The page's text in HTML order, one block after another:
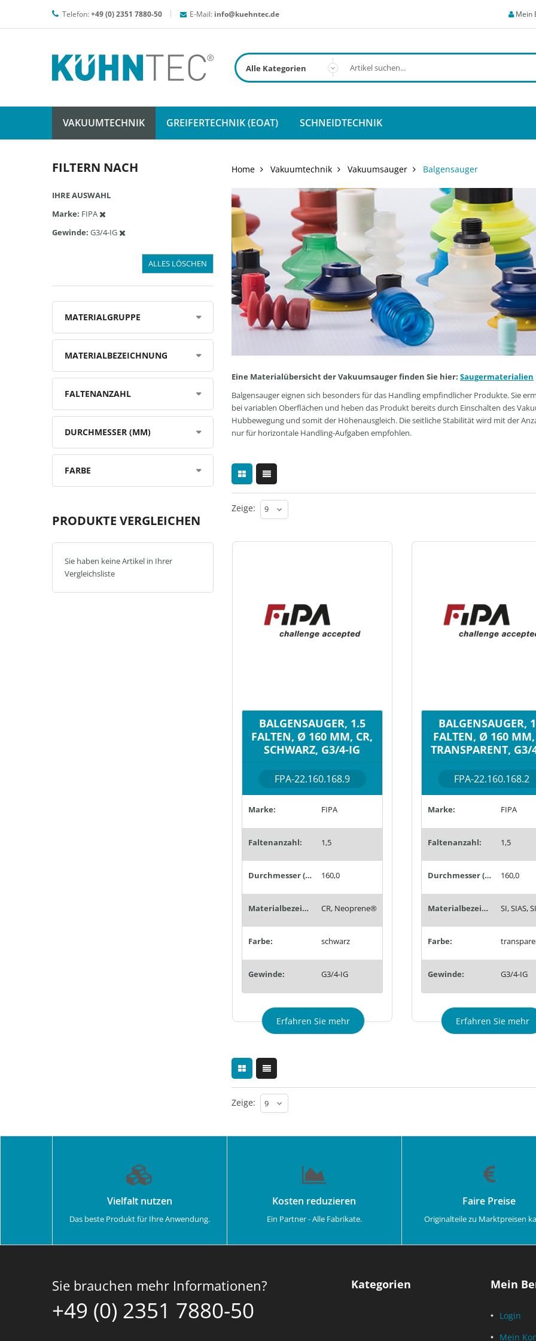
Telefon:+49 (0) 2351 7880-50 E-Mail: info@kuehntec.de Mein
VAKUUMTECHNIK GREIFERTECHNIK (EOAT) SCHNEIDTECHNIK
FILTERN NACH
IHRE AUSWAHL
Marke FIPA
Gewinde G3/4-IG
ALLES LÖSCHEN
MATERIALGRUPPE
MATERIALBEZEICHNUNG
FALTENANZAHL
DURCHMESSER (MM)
FARBE
PRODUKTE VERGLEICHEN
Sie haben keine Artikel in Ihrer
Vergleichsliste
Home Vakuumtechnik Vakuumsauger Balgensauger
Eine Materialübersicht der Vakuumsauger finden Sie hier: Saugermaterialien
Balgensauger eignen sich besonders für das Handling empfindlicher Produkte. Sie
bei variablen Oberflächen und heben das Produkt bereits durch Einschalten des
Hubbewegung und somit der Höhenausgleich. Die seitliche Stabilität wird mit der
nur für horizontale Handling-Aufgaben empfohlen.
Zeige:
BALGENSAUGER, 1.5
FALTEN, Ø 160 MM, CR,
SCHWARZ, G3/4-IG
FPA-22.160.168.9
Marke: FIPA
Faltenanzahl: 1,5
Durchmesser (mm): 160,0
Materialbezeichnung: CR, Neoprene®
Farbe: schwarz
Gewinde: G3/4-IG
Erfahren Sie mehr
BALGENSAUGER,
FALTEN, Ø 160
TRANSPARENT, G3/
FPA-22.160.168.2
Marke: FIPA
Faltenanzahl: 1,5
Durchmesser (mm): 160,0
Materialbezeichnung:
Farbe:
Gewinde: G3/4-IG
Erfahren Sie mehr
Zeige:
Vielfalt nutzen
Das beste Produkt für Ihre Anwendung.
Kosten reduzieren
Ein Partner - Alle Fabrikate.
Faire Preise
Originalteile zu Marktpreisen
Sie brauchen mehr Informationen?
+49 (0) 2351 7880-50
Kategorien Mein
Login
Mein